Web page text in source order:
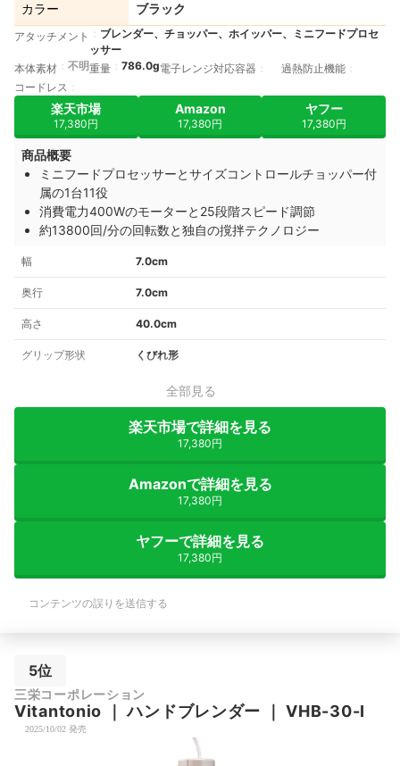
カラー ブラック
アタッチメント
ブレンダー、チョッパー、ホイッパー、ミニフードプロセ
ッサー
本体素材
不明重量 786.0g電子レンジ対応容器
過熱防止機能
コードレス
楽天市場
17,380円
Amazon
17,380円
ヤフー
17,380円
商品概要
ミニフードプロセッサーとサイズコントロールチョッパー付
属の1台11役
消費電力400Wのモーターと25段階スピード調節
約13800回/分の回転数と独自の撹拌テクノロジー
幅 7.0cm
奥行 7.0cm
高さ 40.0cm
グリップ形状 くびれ形
全部見る
楽天市場で詳細を見る
17,380円
Amazonで詳細を見る
17,380円
ヤフーで詳細を見る
17,380円
コンテンツの誤りを送信する
5位
三栄コーポレーション
Vitantonio ｜ハンドブレンダー ｜VHB-30-I
2025/10/02 発売